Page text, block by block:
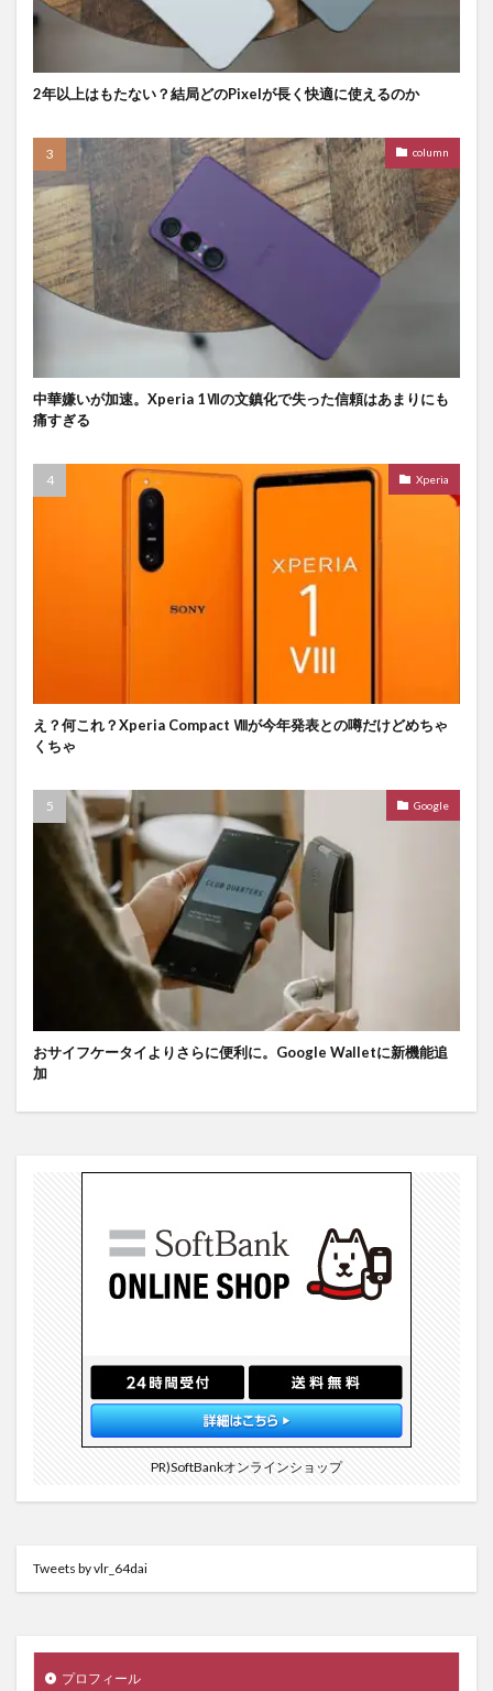
2年以上はもたない？結局どのPixelが長く快適に使えるのか
column
中華嫌いが加速。Xperia 1Ⅶの文鎮化で失った信頼はあまりにも
痛すぎる
Xperia
え？何これ？Xperia Compact Ⅷが今年発表との噂だけどめちゃ
くちゃ
Google
おサイフケータイよりさらに便利に。Google Walletに新機能追
加
PR)SoftBankオンラインショップ
Tweets by vlr_64dai
プロフィール